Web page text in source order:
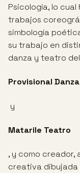
Psicología, lo
trabajos
simbología
su trabajo en
danza y teatro
Provisional Danza
y
Matarile Teatro
, y como
creativa dibujada